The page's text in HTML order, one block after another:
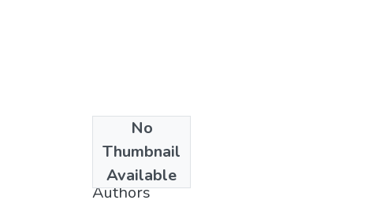
No
Thumbnail
Available
2000
Authors